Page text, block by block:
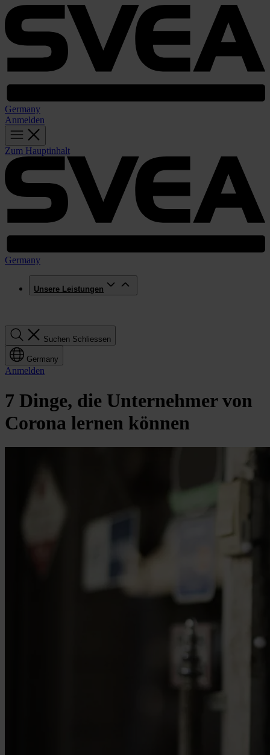
Germany
Anmelden
Zum Hauptinhalt
Germany
Unsere Leistungen
Suchen Schliessen
Germany
Anmelden
7 Dinge, die Unternehmer von
Corona lernen können